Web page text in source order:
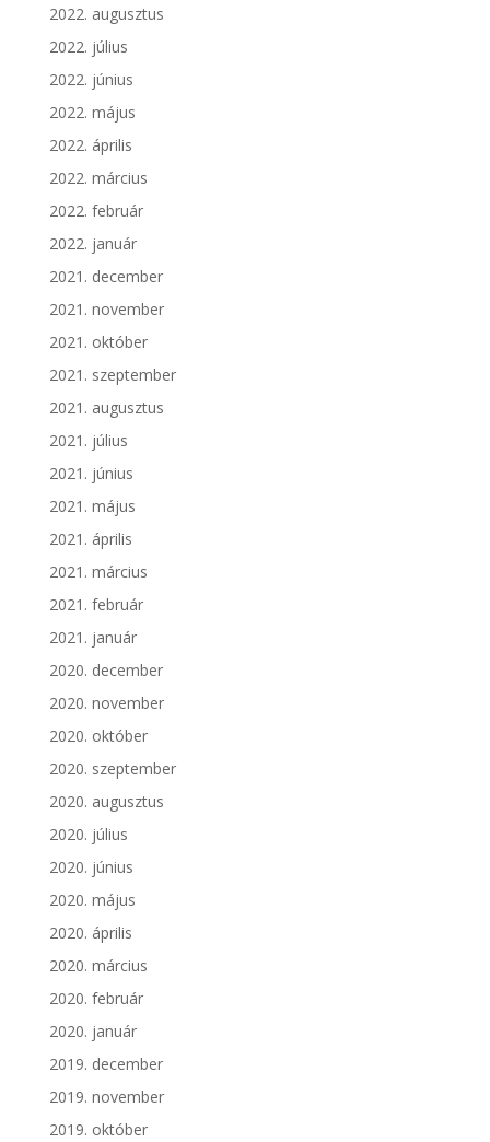
2022. augusztus
2022. július
2022. június
2022. május
2022. április
2022. március
2022. február
2022. január
2021. december
2021. november
2021. október
2021. szeptember
2021. augusztus
2021. július
2021. június
2021. május
2021. április
2021. március
2021. február
2021. január
2020. december
2020. november
2020. október
2020. szeptember
2020. augusztus
2020. július
2020. június
2020. május
2020. április
2020. március
2020. február
2020. január
2019. december
2019. november
2019. október